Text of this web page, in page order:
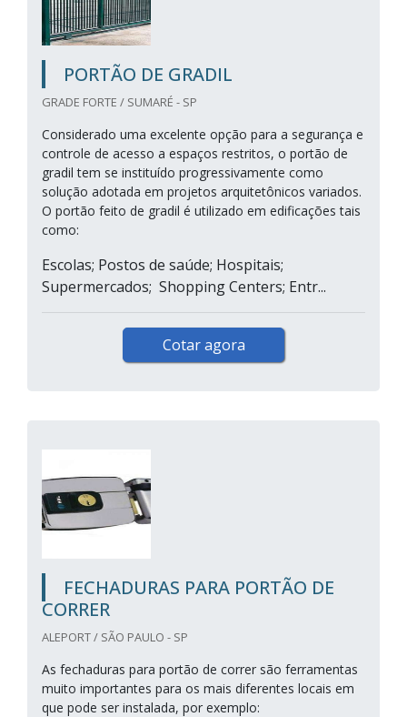
PORTÃO DE GRADIL
GRADE FORTE / SUMARÉ - SP
Considerado uma excelente opção para a segurança e
controle de acesso a espaços restritos, o portão de
gradil tem se instituído progressivamente como
solução adotada em projetos arquitetônicos variados.
O portão feito de gradil é utilizado em edificações tais
como:
Escolas; Postos de saúde; Hospitais;
Supermercados; Shopping Centers; Entr...
Cotar agora
FECHADURAS PARA PORTÃO DE
CORRER
ALEPORT / SÃO PAULO - SP
As fechaduras para portão de correr são ferramentas
muito importantes para os mais diferentes locais em
que pode ser instalada, por exemplo: